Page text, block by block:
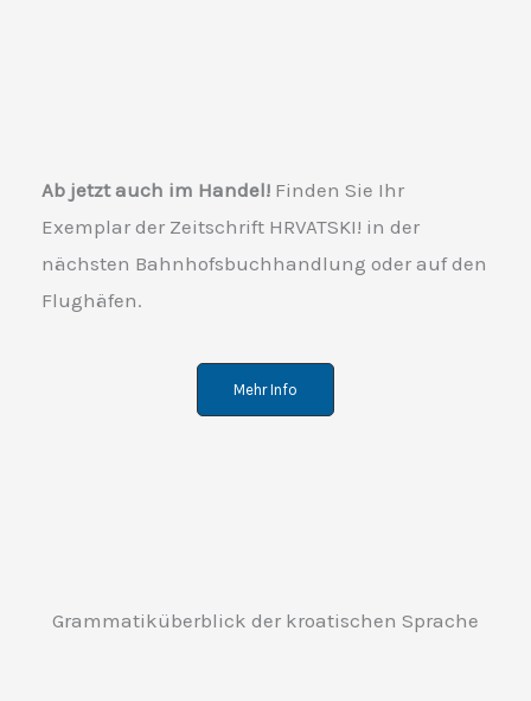
Ab jetzt auch im Handel! Finden Sie Ihr
Exemplar der Zeitschrift HRVATSKI! in der
nächsten Bahnhofsbuchhandlung oder auf den
Flughäfen.
Mehr Info
Grammatiküberblick der kroatischen Sprache